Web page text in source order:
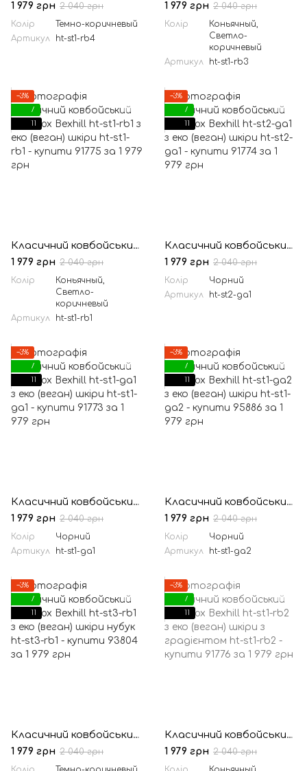
1 979 грн 2 040 грн
Колір
Темно-коричневый
Артикул
ht-st1-rb4
1 979 грн 2 040 грн
Колір
Коньячный,
Светло-
коричневый
Артикул
ht-st1-rb3
−3%
7
11
Класичний ковбойський капелюх Bexhill ht-st1-rb1 з еко (веган) шкіри
1 979 грн 2 040 грн
Колір
Коньячный,
Светло-
коричневый
Артикул
ht-st1-rb1
−3%
7
11
Класичний ковбойський капелюх Bexhill ht-st2-ga1 з еко (веган) шкіри
1 979 грн 2 040 грн
Колір
Чорний
Артикул
ht-st2-ga1
−3%
7
11
Класичний ковбойський капелюх Bexhill ht-st1-ga1 з еко (веган) шкіри
1 979 грн 2 040 грн
Колір
Чорний
Артикул
ht-st1-ga1
−3%
7
11
Класичний ковбойський капелюх Bexhill ht-st1-ga2 з еко (веган) шкіри
1 979 грн 2 040 грн
Колір
Чорний
Артикул
ht-st1-ga2
−3%
7
11
Класичний ковбойський капелюх Bexhill ht-st3-rb1 з еко (веган) шкіри нубук
1 979 грн 2 040 грн
−3%
7
11
Класичний ковбойський капелюх Bexhill ht-st1-rb2 з еко (веган) шкіри з градієнтом
1 979 грн 2 040 грн